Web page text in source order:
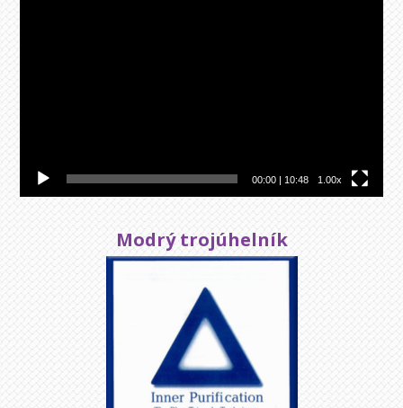
00:00| 10:48 1.00x
Modrý trojúhelník